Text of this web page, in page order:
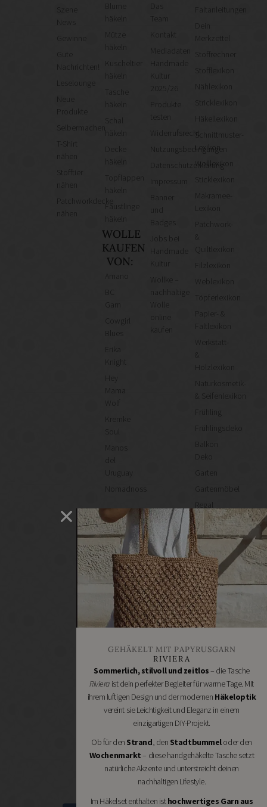
News
Gute
Nachrichten!
Leselounge
Neue
Produkte
Selbermachen
T-Shirt
Stofftier
Patchworkdecke
häkeln
Mütze
häkeln
Kuscheltier
Tasche
häkeln
häkeln
Topflappen
häkeln
Fäustlinge
häkeln
WOLLE
KAUFEN
VON:
Cowgirl
Knight
Mama
Wolf
Kremke
Manos
Uruguay
Nomadnoss
Das
Team
Kontakt
Mediadaten
Kultur
2025/26
Produkte
testen
Widerrufsrecht
Nutzungsbedingungen
Datenschutzerklärung
Kultur
Wollke –
nachhaltige
kaufen
Faltanleitungen
Merkzettel
Stoffrechner
Stofflexikon
Nählexikon
Stricklexikon
Häkellexikon
Schnittmuster-
Lexikon
Wolllexikon
Sticklexikon
Makramee-
Lexikon
Patchwork-
&
Quiltlexikon
Filzlexikon
Weblexikon
Töpferlexikon
Papier- &
Faltlexikon
Werkstatt-
&
Holzlexikon
Naturkosmetik-
& Seifenlexikon
Frühling
Frühlingsdeko
Deko
Garten
Gartenmöbel
Regal
selber
machen
Heimwerken
Renovieren
DIY
GESCHÄFTE
Bastelbedarf
Stoffgeschäfte
Handgemachtes
Schneidereibedarf
Handarbeitszubehör
DIY
Online
Shops
Schmuckzubehör
Nähmaschinen
GEHÄKELT MIT PAPYRUSGARN
RIVIERA
Sommerlich, stilvoll und zeitlos– die Tasche
Rivieraist dein perfekter Begleiter für warme Tage. Mit
ihrem luftigen Design und der modernen Häkeloptik
vereint sie Leichtigkeit und Eleganz in einem
einzigartigen DIY-Projekt.
Ob für den Strand, den Stadtbummeloder den
Wochenmarkt– diese handgehäkelte Tasche setzt
natürliche Akzente und unterstreicht deinen
nachhaltigen Lifestyle.
Im Häkelset enthalten isthochwertiges Garn aus